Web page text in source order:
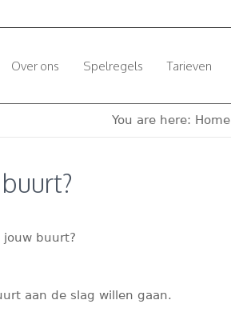
Over ons Spelregels Tarieven
You are here: Home
jouw buurt?
aan de slag willen gaan.